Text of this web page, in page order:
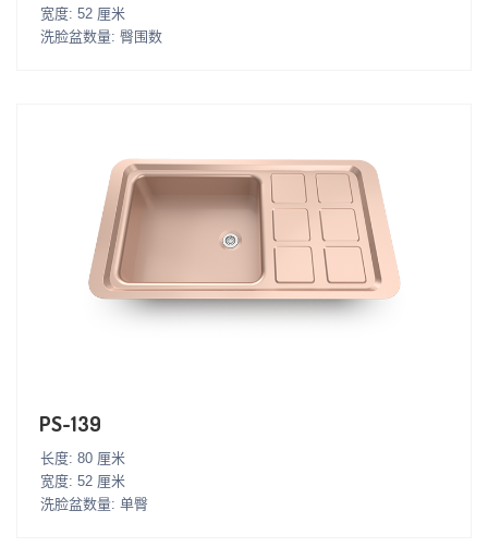
宽度: 52 厘米
洗脸盆数量: 臀围数
PS-139
长度: 80 厘米
宽度: 52 厘米
洗脸盆数量: 单臀